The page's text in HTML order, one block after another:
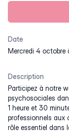
Date
mercredi 4
Description
Participez à notre
psychosociales
1 heure et 30
professionnels aux
rôle essentiel dans